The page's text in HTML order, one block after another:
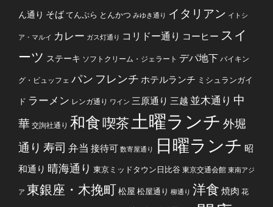
ん通り そばてんぷら とんかつ みゆき通り イタリアン イトシ
ア・マルイ カレー ガス灯通り コリドー通り コーヒー スイ
ーツ ステーキ ソフトクリーム・ジェラート デパ地下 バイキン
グ・ビュッフェ パン フレンチ ホテルランチ ミシュランガイ
ド ラーメン レンガ通り ワイン 三原通り 三越 並木通り 中
華 交詢社通り 和食喫茶 土曜ランチ 外堀
通り 寿司 弁当 接待可 数寄屋通り 日曜ランチ 昭
和通り 晴海通り 東京ミッドタウン日比谷 東京交通会館 東南アジ
ア 東銀座・木挽町松屋 松屋通り 柳通り 洋食 焼肉 花